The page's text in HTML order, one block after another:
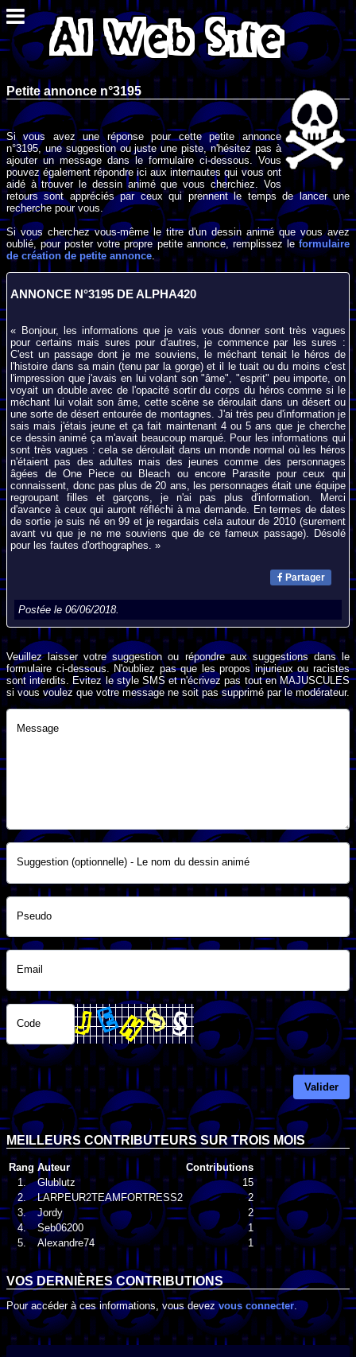
Petite annonce n°3195
Si vous avez une réponse pour cette petite annonce
n°3195, une suggestion ou juste une piste, n'hésitez pas à
ajouter un message dans le formulaire ci-dessous. Vous
pouvez également répondre ici aux internautes qui vous ont
aidé à trouver le dessin animé que vous cherchiez. Vos
retours sont appréciés par ceux qui prennent le temps de lancer une
recherche pour vous.
Si vous cherchez vous-même le titre d'un dessin animé que vous avez
oublié, pour poster votre propre petite annonce, remplissez leformulaire
de création de petite annonce .
ANNONCE N°3195 DE ALPHA420
« Bonjour, les informations que je vais vous donner sont très vagues
pour certains mais sures pour d'autres, je commence par les sures :
C'est un passage dont je me souviens, le méchant tenait le héros de
l'histoire dans sa main (tenu par la gorge) et il le tuait ou du moins c'est
l'impression que j'avais en lui volant son "âme", "esprit" peu importe, on
voyait un double avec de l'opacité sortir du corps du héros comme si le
méchant lui volait son âme, cette scène se déroulait dans un désert ou
une sorte de désert entourée de montagnes. J'ai très peu d'information je
sais mais j'étais jeune et ça fait maintenant 4 ou 5 ans que je cherche
ce dessin animé ça m'avait beaucoup marqué. Pour les informations qui
sont très vagues : cela se déroulait dans un monde normal où les héros
n'étaient pas des adultes mais des jeunes comme des personnages
âgées de One Piece ou Bleach ou encore Parasite pour ceux qui
connaissent, donc pas plus de 20 ans, les personnages était une équipe
regroupant filles et garçons, je n'ai pas plus d'information. Merci
d'avance à ceux qui auront réfléchi à ma demande. En termes de dates
de sortie je suis né en 99 et je regardais cela autour de 2010 (surement
avant vu que je ne me souviens que de ce fameux passage). Désolé
pour les fautes d'orthographes. »
Partager
Postée le 06/06/2018.
Veuillez laisser votre suggestion ou répondre aux suggestions dans le
formulaire ci-dessous. N'oubliez pas que les propos injurieux ou racistes
sont interdits. Evitez le style SMS et n'écrivez pas tout en MAJUSCULES
si vous voulez que votre message ne soit pas supprimé par le modérateur.
Message
Suggestion (optionnelle) - Le nom du dessin animé
Pseudo
Email
Code
Valider
MEILLEURS CONTRIBUTEURS SUR TROIS MOIS
Rang Auteur
Contributions
1.
Glublutz
15
2.
LARPEUR2TEAMFORTRESS2
2
3.
Jordy
2
4.
Seb06200
1
5.
Alexandre74 1
VOS DERNIÈRES CONTRIBUTIONS
Pour accéder à ces informations, vous devezvous connecter